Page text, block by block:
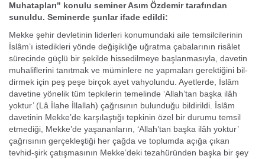
Muhatapları" konulu seminer Asım Özdemir tarafından
sunuldu. Seminerde şunlar ifade edildi:
Mekke şehir devletinin liderleri konumundaki aile temsilcilerinin
İslâm’ı istedikleri yönde değişikliğe uğratma çabalarının risâlet
sürecinde güçlü bir şekilde hissedilmeye başlanmasıyla, davetin
muhaliflerini tanıtmak ve müminlere ne yapmaları gerektiğini bil­
dirmek için peş peşe birçok ayet vahyolundu. Ayetlerde, İslâm
davetine yönelik tüm tepkilerin temelinde ‘Allah’tan başka ilâh
yoktur’ (Lâ İlahe İllallah) çağrısının bulunduğu bildirildi. İslâm
davetinin Mekke’de karşılaştığı tepkinin özel bir durumu temsil
etmediği, Mekke’de yaşananların, ‘Allah’tan başka ilâh yoktur’
çağ­rısının gerçekleştiği her çağda ve toplumda açığa çıkan
tevhid-şirk çatışmasının Mekke’deki tezahüründen başka bir şey